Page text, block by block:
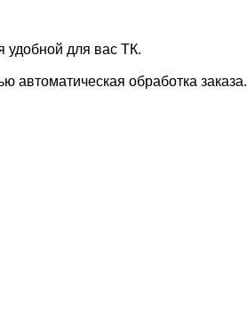
удобной для вас ТК.
автоматическая обработка заказа.